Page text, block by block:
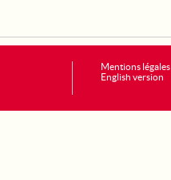
Mentions légales
English version